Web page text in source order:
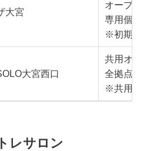
大宮
オープン
専用個室
※初期費
大宮西口
共用オフ
全拠点利
※共用オ
レサロン